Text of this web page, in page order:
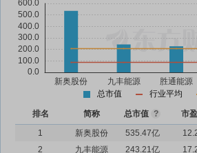
总市值 行业平均
排名 简称 总市值 ? 市
1
新奥股份 535.47亿
2
九丰能源 243.21亿